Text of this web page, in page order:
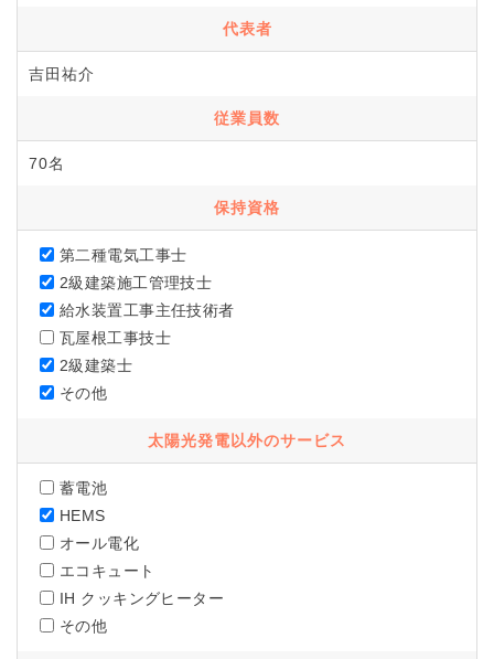
代表者
吉田祐介
従業員数
70名
保持資格
第二種電気工事士
2級建築施工管理技士
給水装置工事主任技術者
瓦屋根工事技士
2級建築士
その他
太陽光発電以外のサービス
蓄電池
HEMS
オール電化
エコキュート
IH クッキングヒーター
その他